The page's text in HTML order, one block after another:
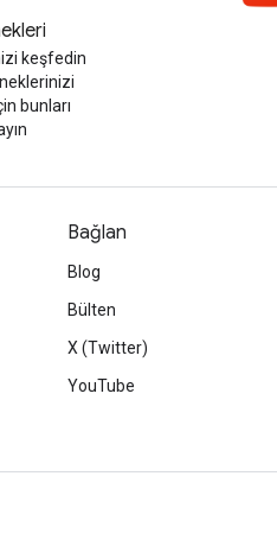
keşfedin
bunları
Bağlan
Blog
Bülten
X (Twitter)
YouTube